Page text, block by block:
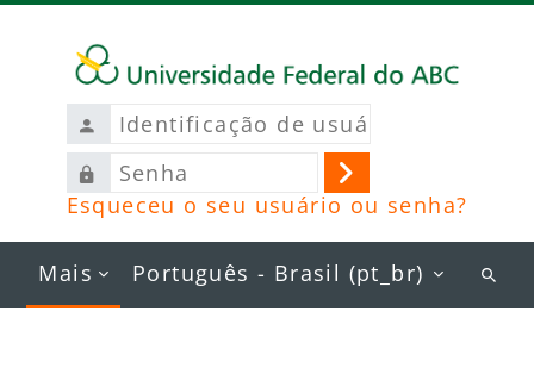
Ir para o conteúdo principal
Identificação
de
usuário
Senha
Acessar
Esqueceu o seu usuário ou senha?
Mais Português - Brasil ‎(pt_br)‎